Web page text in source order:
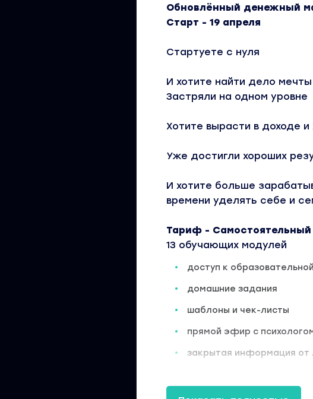
Обновлённый денежный
Старт - 19 апреля
Стартуете с нуля
И хотите найти дело
Застряли на одном уровне
Хотите вырасти в доходе
Уже достигли хороших
И хотите больше
времени уделять себе и
Тариф - Самостоятельный
13 обучающих модулей
доступ к
домашние задания
шаблоны и чек-листы
прямой эфир с
закрытая информация от
мечтали